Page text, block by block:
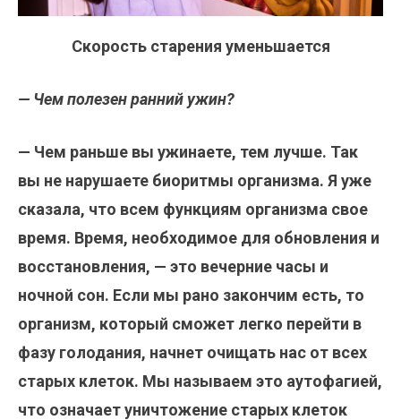
Скорость старения уменьшается
— Чем полезен ранний ужин?
— Чем раньше вы ужинаете, тем лучше. Так
вы не нарушаете биоритмы организма. Я уже
сказала, что всем функциям организма свое
время. Время, необходимое для обновления и
восстановления, — это вечерние часы и
ночной сон. Если мы рано закончим есть, то
организм, который сможет легко перейти в
фазу голодания, начнет очищать нас от всех
старых клеток. Мы называем это аутофагией,
что означает уничтожение старых клеток